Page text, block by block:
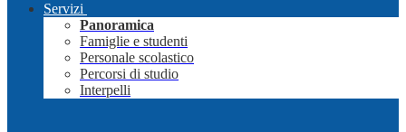
Servizi
Panoramica
Famiglie e studenti
Personale scolastico
Percorsi di studio
Interpelli